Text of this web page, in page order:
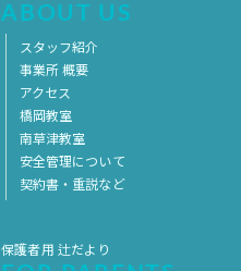
ABOUT US
スタッフ紹介
事業所 概要
アクセス
橋岡教室
南草津教室
安全管理について
契約書・重説など
保護者用 辻だより